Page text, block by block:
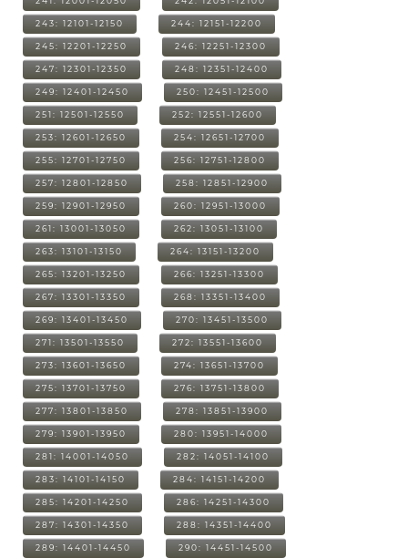
243: 12101-12150 244: 12151-12200
245: 12201-12250 246: 12251-12300
247: 12301-12350 248: 12351-12400
249: 12401-12450 250: 12451-12500
251: 12501-12550 252: 12551-12600
253: 12601-12650 254: 12651-12700
255: 12701-12750 256: 12751-12800
257: 12801-12850 258: 12851-12900
259: 12901-12950 260: 12951-13000
261: 13001-13050 262: 13051-13100
263: 13101-13150 264: 13151-13200
265: 13201-13250 266: 13251-13300
267: 13301-13350 268: 13351-13400
269: 13401-13450 270: 13451-13500
271: 13501-13550 272: 13551-13600
273: 13601-13650 274: 13651-13700
275: 13701-13750 276: 13751-13800
277: 13801-13850 278: 13851-13900
279: 13901-13950 280: 13951-14000
281: 14001-14050 282: 14051-14100
283: 14101-14150 284: 14151-14200
285: 14201-14250 286: 14251-14300
287: 14301-14350 288: 14351-14400
289: 14401-14450 290: 14451-14500